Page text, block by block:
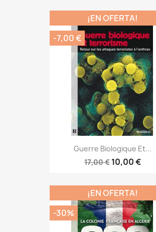
Guerre Biologique Et...
17,00 € 10,00 €
¡EN OFERTA!
-7,00 €
¡EN OFERTA!
-30%